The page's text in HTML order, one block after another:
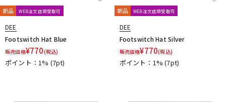
新品 WEB注文店頭受取可
DEE
Footswitch Hat Blue
販売価格¥770(税込)
ポイント：1% (7pt)
新品 WEB注文店頭受取可
DEE
Footswitch Hat Silver
販売価格¥770(税込)
ポイント：1%(7pt)